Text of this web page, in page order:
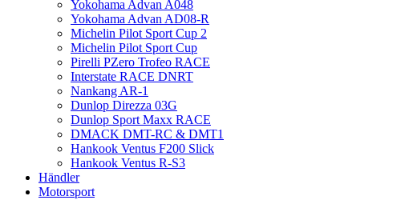
Yokohama Advan A048
Yokohama Advan AD08-R
Michelin Pilot Sport Cup 2
Michelin Pilot Sport Cup
Pirelli PZero Trofeo RACE
Interstate RACE DNRT
Nankang AR-1
Dunlop Direzza 03G
Dunlop Sport Maxx RACE
DMACK DMT-RC & DMT1
Hankook Ventus F200 Slick
Hankook Ventus R-S3
Händler
Motorsport